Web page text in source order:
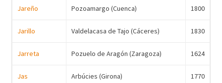
Jareño Pozoamargo (Cuenca) 1800
Jarillo Valdelacasa de Tajo (Cáceres) 1830
Jarreta Pozuelo de Aragón (Zaragoza) 1624
Jas Arbúcies (Girona) 1770